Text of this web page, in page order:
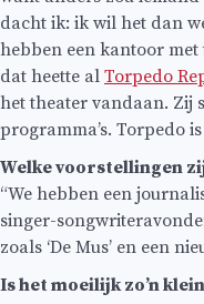
dacht ik: ik wil het dan
hebben een kantoor
dat heette al Torpedo
het theater vandaan. Zij
programma’s. Torpedo
Welke voorstellingen
“We hebben een
singer-
zoals ‘De Mus’ en een
Is het moeilijk zo’n